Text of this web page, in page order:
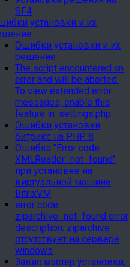
SF4
установки и их
Ошибки установки и их
решение
The script encountered an
error and will be aborted.
To view extended error
messages, enable this
feature in .settings.php.
Ошибки установки
битрикс на PHP 8
Ошибка "Error сode:
XMLReader_not_found"
при установке на
виртуальной машине
BitrixVM
error сode:
ziparchive_not_found error
description: ziparchive
отсутствует на сервере
windows
Завис мастер установки,